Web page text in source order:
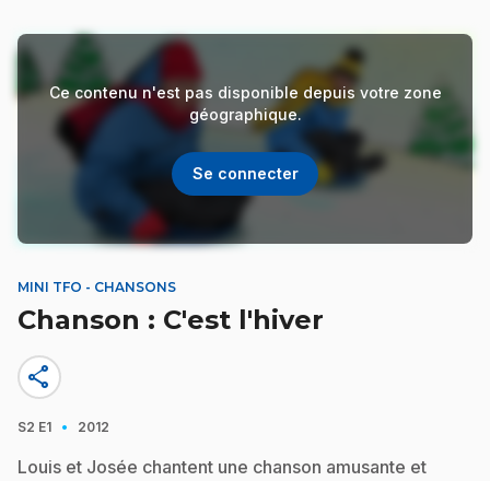
Ce contenu n'est pas disponible depuis votre zone
géographique.
Se connecter
MINI TFO - CHANSONS
Chanson : C'est l'hiver
share
S2 E1 · 2012
Louis et Josée chantent une chanson amusante et